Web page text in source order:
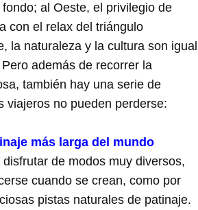
al Oeste, el privilegio de
con el relax del triángulo
la naturaleza y la cultura son igual
además de recorrer la
también hay una serie de
viajeros no pueden perderse:
más larga del mundo
de modos muy diversos,
cuando se crean, como por
pistas naturales de patinaje.